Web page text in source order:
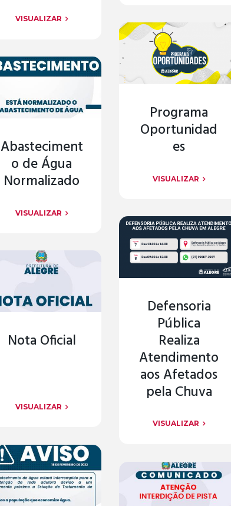
VISUALIZAR
Programa
Oportunidad
es
VISUALIZAR
Abasteciment
o de Água
Normalizado
VISUALIZAR
Defensoria
Pública
Realiza
Atendimento
aos Afetados
pela Chuva
VISUALIZAR
Nota Oficial
VISUALIZAR